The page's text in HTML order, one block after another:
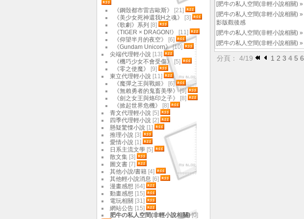
[肥牛の私人空間(非輕小說相關) »
[肥牛の私人空間(非輕小說相關) »
影版觀後感
[肥牛の私人空間(非輕小說相關) »
[肥牛の私人空間(非輕小說相關) »
分頁： 4/19 1 2 3 4 5 6
《鋼殼都市雷吉歐斯》
[21]
《美少女死神還我H之魂》
[3]
《歌劇》系列 [8]
《TIGER × DRAGON!》
[11]
《仰望半月的夜空》
[6]
《Gundam Unicorn》[10]
尖端代理輕小說 [13]
《機巧少女不會受傷》
[5]
《零之使魔》
[9]
東立代理輕小說 [11]
《魔彈之王與戰姬》
[6]
《無賴勇者的鬼畜美學》[9]
《劍之女王與烙印之子》
[8]
《掀起世界危機》
[8]
青文代理輕小說 [5]
四季代理輕小說 [2]
懸疑驚慄小說 [1]
推理小說 [3]
愛情小說 [1]
日系主流文學 [5]
散文集 [3]
圖文書 [7]
其他小說/書籍 [4]
其他輕小說消息 [6]
漫畫感想 [64]
動畫感想 [15]
電玩相關 [31]
網站公告 [15]
肥牛の私人空間(非輕小說相關)[0]